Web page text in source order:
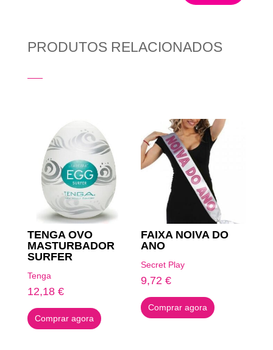
PRODUTOS RELACIONADOS
TENGA OVO
MASTURBADOR
SURFER
Tenga
12,18 €
Comprar agora
FAIXA NOIVA DO
ANO
Secret Play
9,72€
Comprar agora